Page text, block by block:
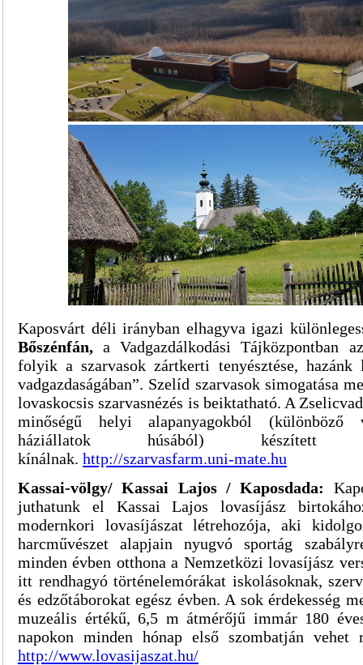
Kaposvárt déli irányban elhagyva igazi
Bőszénfán,a Vadgazdálkodási Tájközpontban
folyik a szarvasok zártkerti tenyésztése, hazánk
vadgazdaságában”. Szelíd szarvasok simogatása
lovaskocsis szarvasnézés is beiktatható. A
minőségű helyi alapanyagokból
háziállatok húsából) készített
kínálnak. http://szarvasfarm.uni-mate.hu
Kassai-völgy/ Kassai Lajos / Kaposdada:
juthatunk el Kassai Lajos lovasíjász
modernkori lovasíjászat létrehozója, aki
harcművészet alapjain nyugvó sportág
minden évben otthona a Nemzetközi lovasíjász
itt rendhagyó történelemórákat iskolásoknak,
és edzőtáborokat egész évben. A sok érdekesség
muzeális értékű, 6,5 m átmérőjű immár 180
napokon minden hónap első szombatján vehet
http://www.lovasijaszat.hu/